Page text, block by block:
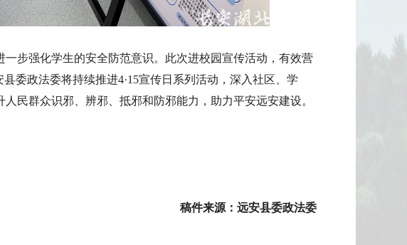
步强化学生的安全防范意识。此次进校园宣传活动，有效营
委政法委将持续推进4·15宣传日系列活动，深入社区、学
民群众识邪、辨邪、抵邪和防邪能力，助力平安远安建设。
稿件来源：远安县委政法委